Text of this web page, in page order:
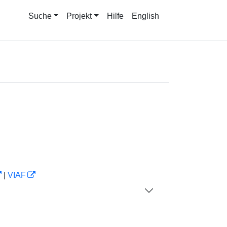
Suche Projekt Hilfe English
VIAF